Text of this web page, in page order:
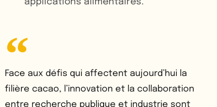
Face aux défis qui affectent aujourd’hui la
filière cacao, l’innovation et la collaboration
entre recherche publique et industrie sont